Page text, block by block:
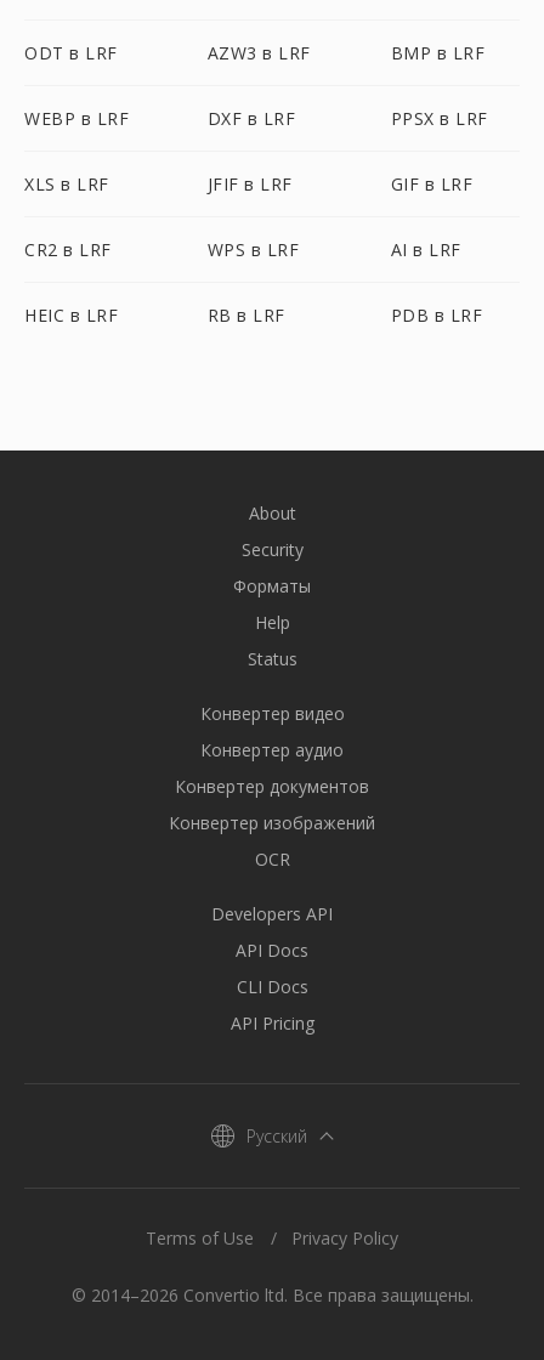
ODT в LRF AZW3 в LRF BMP в LRF
WEBP в LRF DXF в LRF PPSX в LRF
XLS в LRF JFIF в LRF GIF в LRF
CR2 в LRF WPS в LRF AI в LRF
HEIC в LRF RB в LRF PDB в LRF
About
Security
Форматы
Help
Status
Конвертер видео
Конвертер аудио
Конвертер документов
Конвертер изображений
OCR
Developers API
API Docs
CLI Docs
API Pricing
Русский
© 2014–2026 Convertio ltd. Все права защищены.
Terms of Use Privacy Policy